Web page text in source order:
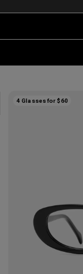
4 Glasses for $60